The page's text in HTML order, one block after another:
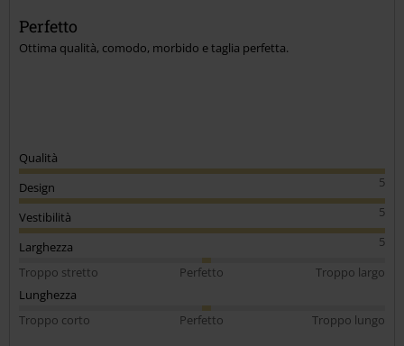
Invia un commento
Perfetto
Ottima qualità, comodo, morbido e taglia perfetta.
Qualità
5
Design
5
Vestibilità
5
Larghezza
Troppo stretto
Perfetto
Troppo largo
Lunghezza
Troppo corto
Perfetto Troppo lungo